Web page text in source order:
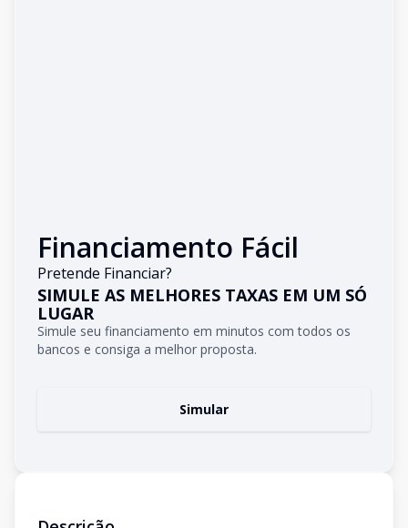
Financiamento Fácil
Pretende Financiar?
SIMULE AS MELHORES TAXAS EM UM SÓ
LUGAR
Simule seu financiamento em minutos com todos os
bancos e consiga a melhor proposta.
Simular